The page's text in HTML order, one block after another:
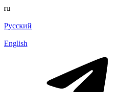
ru
Русский
English